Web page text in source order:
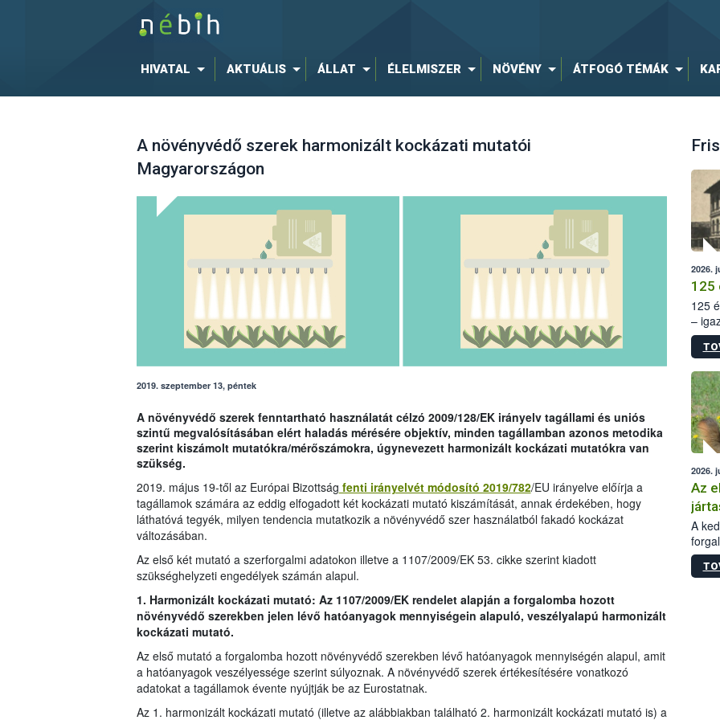
HIVATAL AKTUÁLIS ÁLLAT ÉLELMISZER NÖVÉNY ÁTFOGÓ TÉMÁK
A növényvédő szerek harmonizált kockázati mutatói
Magyarországon
2019. szeptember 13, péntek
A növényvédő szerek fenntartható használatát célzó 2009/128/EK irányelv tagállami és uniós
szintű megvalósításában elért haladás mérésére objektív, minden tagállamban azonos metodika
szerint kiszámolt mutatókra/mérőszámokra, úgynevezett harmonizált kockázati mutatókra van
szükség.
2019. május 19-től az Európai Bizottság fenti irányelvét módosító 2019/782/EU irányelve előírja a
tagállamok számára az eddig elfogadott két kockázati mutató kiszámítását, annak érdekében, hogy
láthatóvá tegyék, milyen tendencia mutatkozik a növényvédő szer használatból fakadó kockázat
változásában.
Az első két mutató a szerforgalmi adatokon illetve a 1107/2009/EK 53. cikke szerint kiadott
szükséghelyzeti engedélyek számán alapul.
1. Harmonizált kockázati mutató: Az 1107/2009/EK rendelet alapján a forgalomba hozott
növényvédő szerekben jelen lévő hatóanyagok mennyiségein alapuló, veszélyalapú harmonizált
kockázati mutató.
Az első mutató a forgalomba hozott növényvédő szerekben lévő hatóanyagok mennyiségén alapul, amit
a hatóanyagok veszélyessége szerint súlyoznak. A növényvédő szerek értékesítésére vonatkozó
adatokat a tagállamok évente nyújtják be az Eurostatnak.
Az 1. harmonizált kockázati mutató (illetve az alábbiakban található 2. harmonizált kockázati mutató is) a
2026.
125
125
–
15.
2026.
Az
A